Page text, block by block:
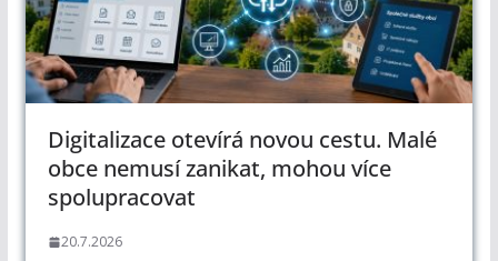
Digitalizace otevírá novou cestu. Malé
obce nemusí zanikat, mohou více
spolupracovat
20.7.2026